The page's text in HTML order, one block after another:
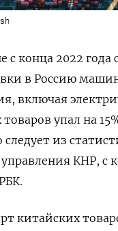
с конца 2022 года
в Россию
включая
упал на
из
КНР, с
китайских